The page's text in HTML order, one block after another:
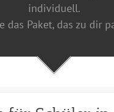
individuell.
das Paket, das zu dir